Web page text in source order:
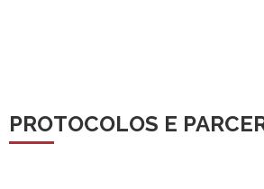
PROTOCOLOS E